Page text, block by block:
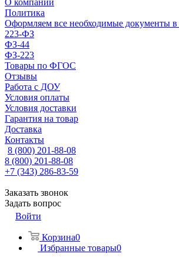
О компании
Политика
Оформляем все необходимые документы
223-ФЗ
ФЗ-44
ФЗ-223
Товары по ФГОС
Отзывы
Работа с ДОУ
Условия оплаты
Условия доставки
Гарантия на товар
Доставка
Контакты
8 (800) 201-88-08
8 (800) 201-88-08
+7 (343) 286-83-59
Заказать звонок
Задать вопрос
Войти
Корзина0
Избранные товары0